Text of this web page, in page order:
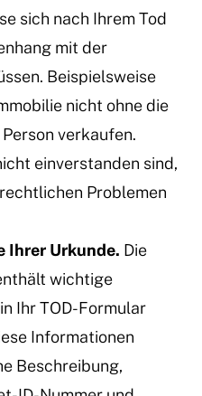
sich nach Ihrem Tod
mit der
Beispielsweise
nicht ohne die
verkaufen.
einverstanden sind,
Problemen
Ihrer Urkunde. Die
wichtige
Ihr TOD-Formular
Informationen
Beschreibung,